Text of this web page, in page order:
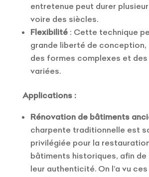
entretenue peut durer
voire des siècles.
Flexibilité: Cette technique
grande liberté de conception,
des formes complexes et
variées.
Applications :
Rénovation de bâtiments
charpente traditionnelle est
privilégiée pour la
bâtiments historiques, afin de
leur authenticité. On l’a vu